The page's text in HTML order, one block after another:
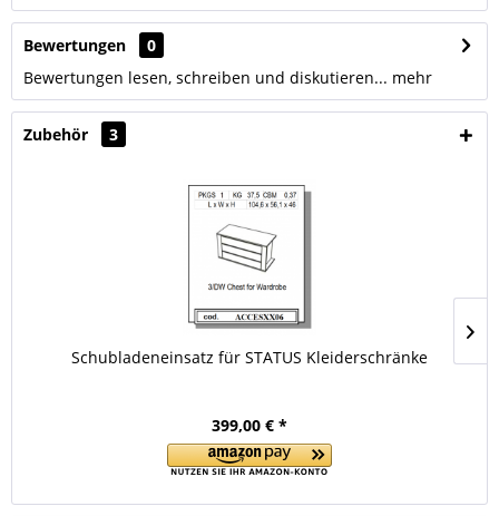
Bewertungen
0
Bewertungen lesen, schreiben und diskutieren... mehr
Zubehör 3
Schubladeneinsatz für STATUS Kleiderschränke
399,00 € *